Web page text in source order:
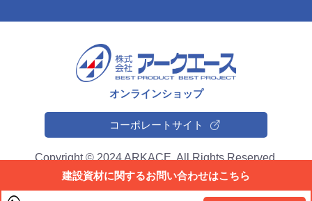
オンラインショップ
コーポレートサイト
Copyright © 2024 ARKACE. All Rights Reserved.
建設資材に関するお問い合わせはこちら